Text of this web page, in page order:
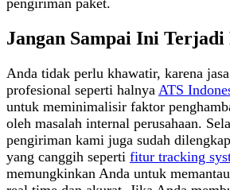
pengiriman paket.
Jangan Sampai Ini Terjadi
Anda tidak perlu khawatir, karena
profesional seperti halnya ATS
untuk meminimalisir faktor
oleh masalah internal perusahaan.
pengiriman kami juga sudah
yang canggih seperti fitur tracking
memungkinkan Anda untuk